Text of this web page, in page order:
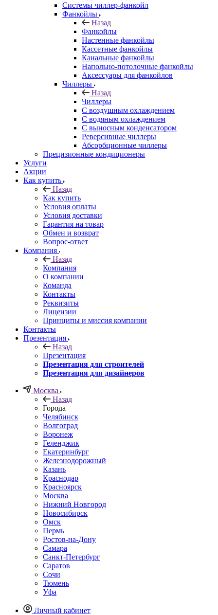
Системы чиллер-фанкойл
Фанкойлы
Назад
Фанкойлы
Настенные фанкойлы
Кассетные фанкойлы
Канальные фанкойлы
Напольно-потолочные фанкойлы
Аксессуары для фанкойлов
Чиллеры
Назад
Чиллеры
С воздушным охлаждением
С водяным охлаждением
С выносным конденсатором
Реверсивные чиллеры
Абсорбционные чиллеры
Прецизионные кондиционеры
Услуги
Акции
Как купить
Назад
Как купить
Условия оплаты
Условия доставки
Гарантия на товар
Обмен и возврат
Вопрос-ответ
Компания
Назад
Компания
О компании
Команда
Контакты
Реквизиты
Лицензии
Принципы и миссия компании
Контакты
Презентация
Назад
Презентация
Презентация для строителей
Презентация для дизайнеров
Москва
Назад
Города
Челябинск
Волгоград
Воронеж
Геленджик
Екатеринбург
Железнодорожный
Казань
Краснодар
Красноярск
Москва
Нижний Новгород
Новосибирск
Омск
Пермь
Ростов-на-Дону
Самара
Санкт-Петербург
Саратов
Сочи
Тюмень
Уфа
Личный кабинет